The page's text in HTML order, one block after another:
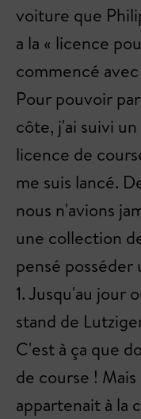
voiture que
a la « licence
commencé
Pour pouvoir
côte, j'ai suivi
licence de
me suis lancé.
nous n'avions
une collection
pensé
1. Jusqu'au jour
stand de
C'est à ça que
de course !
appartenait à la